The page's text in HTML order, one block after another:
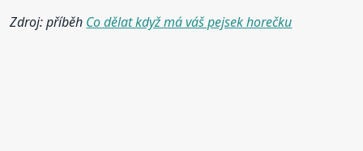
Zdroj: příběh Co dělat když má váš pejsek horečku